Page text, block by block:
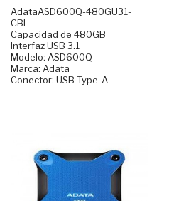
AdataASD600Q-480GU31-
CBL
Capacidad de 480GB
Interfaz USB 3.1
Modelo: ASD600Q
Marca: Adata
Conector: USB Type-A